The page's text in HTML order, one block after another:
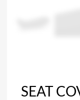
SEAT